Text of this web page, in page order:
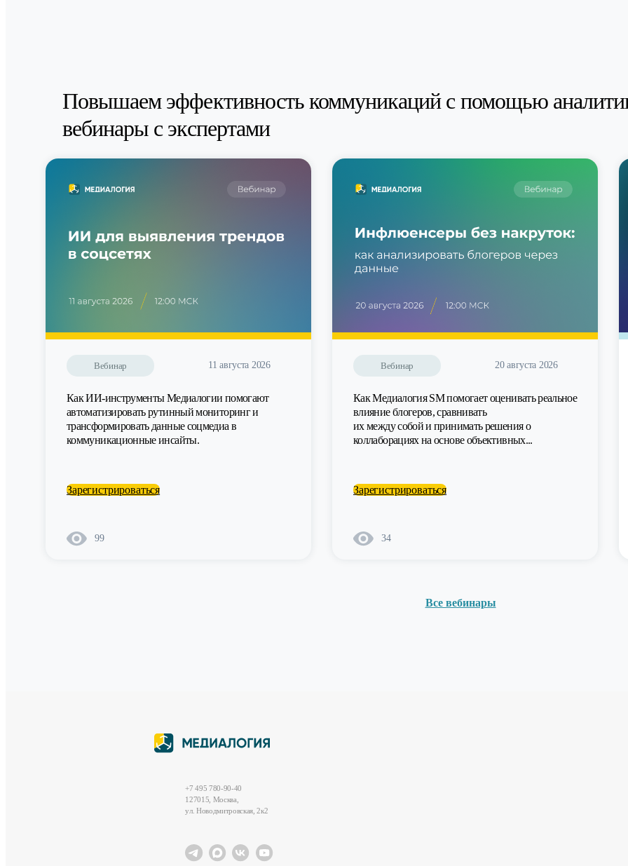
Повышаем эффективность коммуникаций с помощью
вебинары с экспертами
Вебинар 11 августа 2026
Как ИИ-инструменты Медиалогии помогают
автоматизировать рутинный мониторинг и
трансформировать данные соцмедиа в
коммуникационные инсайты.
Зарегистрироваться
99
Вебинар 20 августа 2026
Как Медиалогия SM помогает оценивать реальное
влияние блогеров, сравнивать
их между собой и принимать решения о
коллаборациях на основе объективных...
Зарегистрироваться
34
Все вебинары
+7 495 780-90-40
127015, Москва,
ул. Новодмитровская, 2к2